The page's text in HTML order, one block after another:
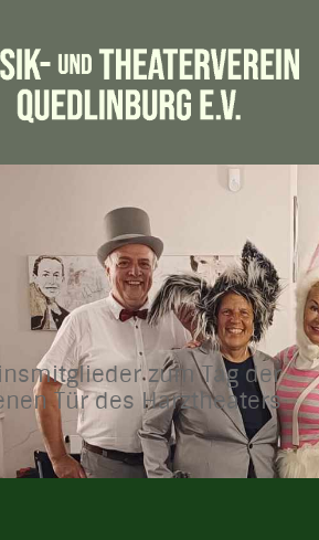
zum Tag der
Tür des Harztheaters